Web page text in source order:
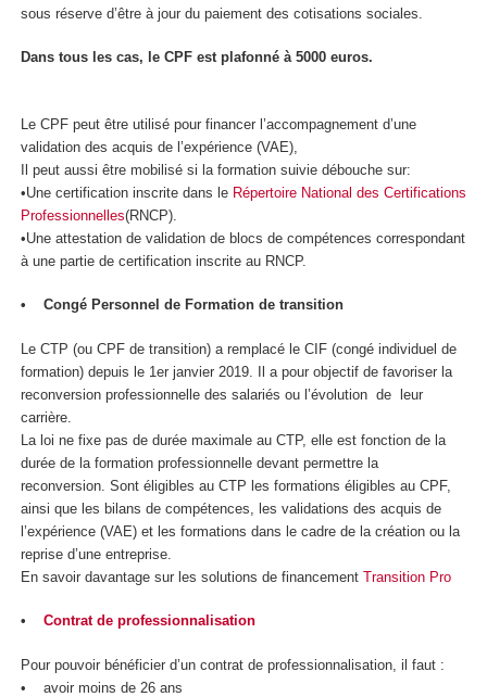
sous réserve d’être à jour du paiement des cotisations sociales.
Dans tous les cas, le CPF est plafonné à 5000 euros.
Le CPF peut être utilisé pour financer l’accompagnement d’une
validation des acquis de l’expérience (VAE),
Il peut aussi être mobilisé si la formation suivie débouche sur:
•Une certification inscrite dans le Répertoire National des Certifications
Professionnelles(RNCP).
•Une attestation de validation de blocs de compétences correspondant
à une partie de certification inscrite au RNCP.
• Congé Personnel de Formation de transition
Le CTP (ou CPF de transition) a remplacé le CIF (congé individuel de
formation) depuis le 1er janvier 2019. Il a pour objectif de favoriser la
reconversion professionnelle des salariés ou l’évolution de leur
carrière.
La loi ne fixe pas de durée maximale au CTP, elle est fonction de la
durée de la formation professionnelle devant permettre la
reconversion. Sont éligibles au CTP les formations éligibles au CPF,
ainsi que les bilans de compétences, les validations des acquis de
l’expérience (VAE) et les formations dans le cadre de la création ou la
reprise d’une entreprise.
En savoir davantage sur les solutions de financement Transition Pro
• Contrat de professionnalisation
Pour pouvoir bénéficier d’un contrat de professionnalisation, il faut :
• avoir moins de 26 ans